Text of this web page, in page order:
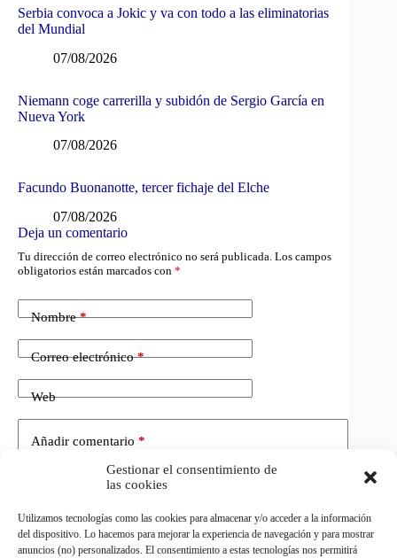
Gestionar el consentimiento de
las cookies
Utilizamos tecnologías como las cookies para almacenar y/o acceder a la información
del dispositivo. Lo hacemos para mejorar la experiencia de navegación y para mostrar
anuncios (no) personalizados. El consentimiento a estas tecnologías nos permitirá
Serbia convoca a Jokic y va con todo a las eliminatorias
del Mundial
07/08/2026
Niemann coge carrerilla y subidón de Sergio García en
Nueva York
07/08/2026
Facundo Buonanotte, tercer fichaje del Elche
07/08/2026
Deja un comentario
Tu dirección de correo electrónico no será publicada. Los campos
obligatorios están marcados con *
Nombre*
Correo electrónico*
Web
Añadir comentario *